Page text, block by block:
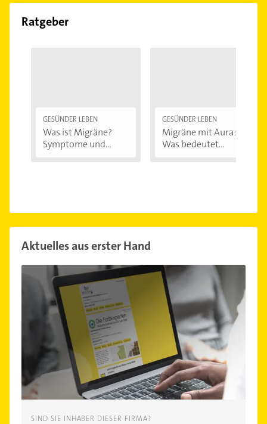
Ratgeber
GESÜNDER LEBEN
Was ist Migräne?
Symptome und...
GESÜNDER LEBEN
Migräne mit Aura:
Was bedeutet...
Aktuelles aus erster Hand
SIND SIE INHABER DIESER FIRMA?